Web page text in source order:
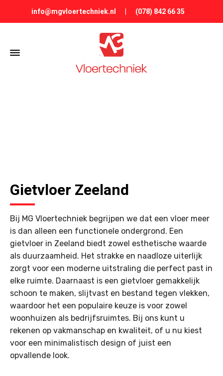
info@mgvloertechniek.nl | (078) 842 66 35
Gietvloer Zeeland
Bij MG Vloertechniek begrijpen we dat een vloer meer
is dan alleen een functionele ondergrond. Een
gietvloer in Zeeland biedt zowel esthetische waarde
als duurzaamheid. Het strakke en naadloze uiterlijk
zorgt voor een moderne uitstraling die perfect past in
elke ruimte. Daarnaast is een gietvloer gemakkelijk
schoon te maken, slijtvast en bestand tegen vlekken,
waardoor het een populaire keuze is voor zowel
woonhuizen als bedrijfsruimtes. Bij ons kunt u
rekenen op vakmanschap en kwaliteit, of u nu kiest
voor een minimalistisch design of juist een
opvallende look.